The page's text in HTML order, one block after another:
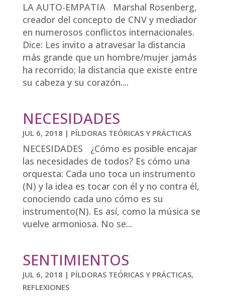
LA AUTO-EMPATIA Marshal Rosenberg,
creador del concepto de CNV y mediador
en numerosos conflictos internacionales.
Dice: Les invito a atravesar la distancia
más grande que un hombre/mujer jamás
ha recorrido; la distancia que existe entre
su cabeza y su corazón....
NECESIDADES
JUL 6, 2018 | PÍLDORAS TEÓRICAS Y PRÁCTICAS
NECESIDADES ¿Cómo es posible encajar
las necesidades de todos? Es cómo una
orquesta: Cada uno toca un instrumento
(N) y la idea es tocar con él y no contra él,
conociendo cada uno cómo es su
instrumento(N). Es así, como la música se
vuelve armoniosa. No se...
SENTIMIENTOS
JUL 6, 2018 | PÍLDORAS TEÓRICAS Y PRÁCTICAS,
REFLEXIONES